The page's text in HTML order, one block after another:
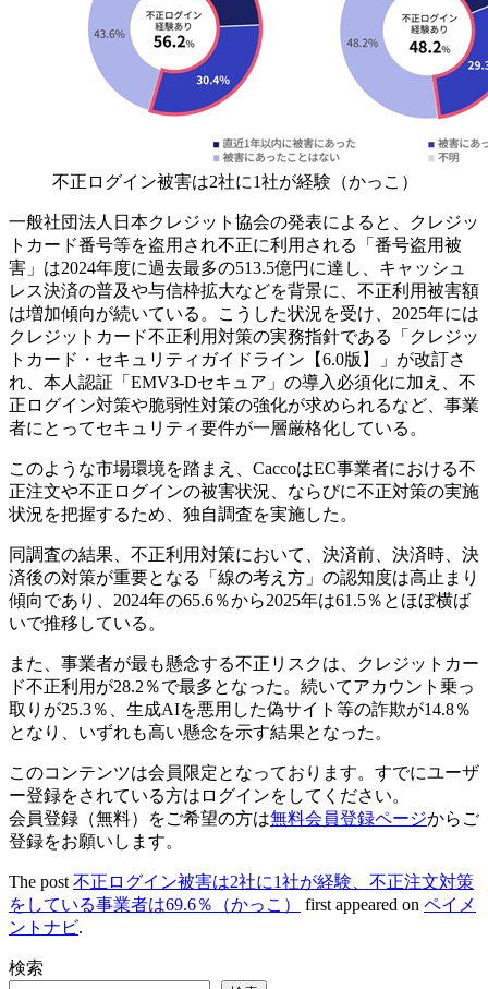
不正ログイン被害は2社に1社が経験（かっこ）
一般社団法人日本クレジット協会の発表によると、クレジッ
トカード番号等を盗用され不正に利用される「番号盗用被
害」は2024年度に過去最多の513.5億円に達し、キャッシュ
レス決済の普及や与信枠拡大などを背景に、不正利用被害額
は増加傾向が続いている。こうした状況を受け、2025年には
クレジットカード不正利用対策の実務指針である「クレジッ
トカード・セキュリティガイドライン【6.0版】」が改訂さ
れ、本人認証「EMV3-Dセキュア」の導入必須化に加え、不
正ログイン対策や脆弱性対策の強化が求められるなど、事業
者にとってセキュリティ要件が一層厳格化している。
このような市場環境を踏まえ、CaccoはEC事業者における不
正注文や不正ログインの被害状況、ならびに不正対策の実施
状況を把握するため、独自調査を実施した。
同調査の結果、不正利用対策において、決済前、決済時、決
済後の対策が重要となる「線の考え方」の認知度は高止まり
傾向であり、2024年の65.6％から2025年は61.5％とほぼ横ば
いで推移している。
また、事業者が最も懸念する不正リスクは、クレジットカー
ド不正利用が28.2％で最多となった。続いてアカウント乗っ
取りが25.3％、生成AIを悪用した偽サイト等の詐欺が14.8％
となり、いずれも高い懸念を示す結果となった。
このコンテンツは会員限定となっております。すでにユーザ
ー登録をされている方はログインをしてください。
会員登録（無料）をご希望の方は無料会員登録ページからご
登録をお願いします。
The post 不正ログイン被害は2社に1社が経験、不正注文対策
をしている事業者は69.6％（かっこ）
first appeared on ペイメ
ントナビ.
検索